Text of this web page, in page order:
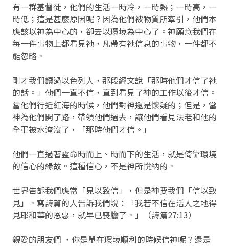
有一群基督徒，他們的生活一時冷，一時熱；一時高，一
時低；這是甚麼原因呢？因為他們被物質所牽引，他們本
應該以神為中心的，卻去以環境為中心了。神願意我們在
每一件事物上都看見祂，凡帶有祂信息的事物，一件都不
能忽略。
剛才我們讀過以色列人，那段經文說「那時他們才信了祂
的話。」他們一直不信，直到看見了神的工作以後才信。
當他們行近紅海的時候，他們對神還是懷疑的；但是，當
神為他們開了路，帶領他們過去，讓他們看見法老和他的
全軍被水淹沒了，「那時他們才信。」
他們一直過著靈命時而上、時而下的生活，就是倚靠環境
的信心的緣故。這種信心，不是神所悅納的。
世界告訴我們應當「見以致信」，但是神要我們「信以致
見」。寫詩篇的人告訴我們說：「我若不信在活人之地得
見耶和華的恩惠，就早已喪膽了。」（詩篇27:13）
親愛的朋友們 ，你是單在環境順利的時候信神呢？還是